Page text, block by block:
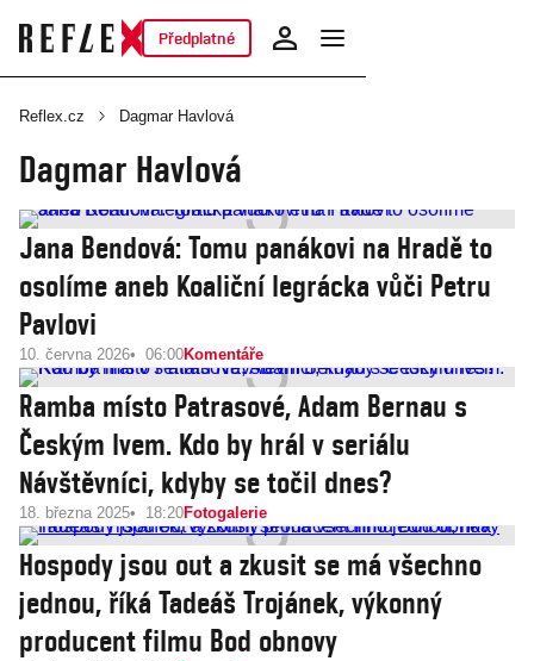
Předplatné
Reflex.cz Dagmar Havlová
Dagmar Havlová
Jana Bendová: Tomu panákovi na Hradě to
osolíme aneb Koaliční legrácka vůči Petru
Pavlovi
10. června 2026 06:00Komentáře
Ramba místo Patrasové, Adam Bernau s
Českým lvem. Kdo by hrál v seriálu
Návštěvníci, kdyby se točil dnes?
18. března 2025 18:20Fotogalerie
Hospody jsou out a zkusit se má všechno
jednou, říká Tadeáš Trojánek, výkonný
producent filmu Bod obnovy